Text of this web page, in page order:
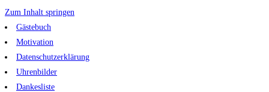
Zum Inhalt springen
Gästebuch
Motivation
Datenschutzerklärung
Uhrenbilder
Dankesliste